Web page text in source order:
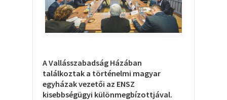
A Vallásszabadság Házában
találkoztak a történelmi magyar
egyházak vezetői az ENSZ
kisebbségügyi különmegbízottjával.